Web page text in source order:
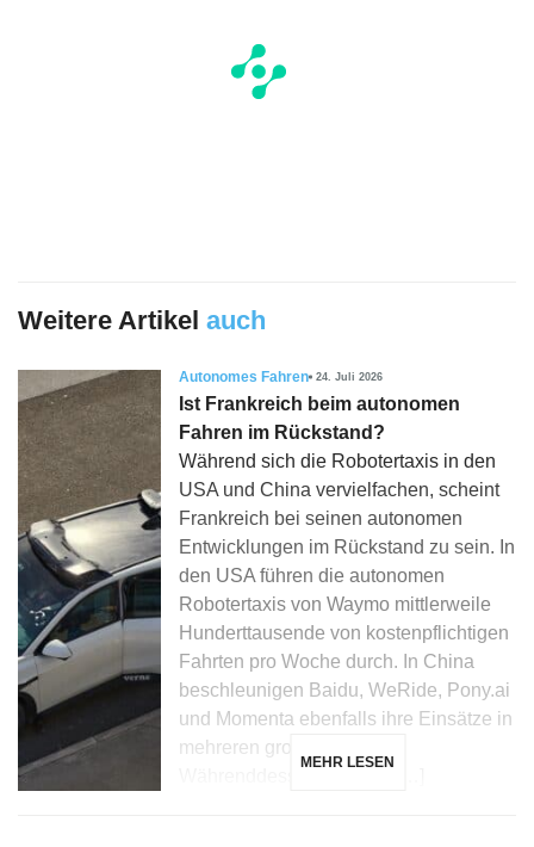
Weitere Artikel auch
Autonomes Fahren 24. Juli 2026
Ist Frankreich beim autonomen
Fahren im Rückstand?
Während sich die Robotertaxis in den
USA und China vervielfachen, scheint
Frankreich bei seinen autonomen
Entwicklungen im Rückstand zu sein. In
den USA führen die autonomen
Robotertaxis von Waymo mittlerweile
Hunderttausende von kostenpflichtigen
Fahrten pro Woche durch. In China
beschleunigen Baidu, WeRide, Pony.ai
und Momenta ebenfalls ihre Einsätze in
mehreren großen Städten.
MEHR LESEN